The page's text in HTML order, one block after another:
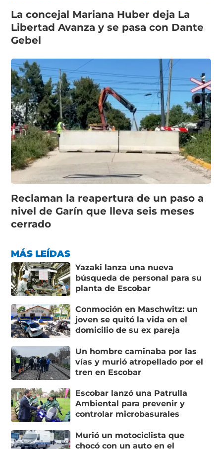
La concejal Mariana Huber deja La
Libertad Avanza y se pasa con Dante
Gebel
Reclaman la reapertura de un paso a
nivel de Garín que lleva seis meses
cerrado
MÁS LEÍDAS
Yazaki lanza una nueva
búsqueda de personal para su
planta de Escobar
Conmoción en Maschwitz: un
joven se quitó la vida en el
domicilio de su ex pareja
Un hombre caminaba por las
vías y murió atropellado por el
tren en Escobar
Escobar lanzó una Patrulla
Ambiental para prevenir y
controlar microbasurales
Murió un motociclista que
chocó con un auto en el